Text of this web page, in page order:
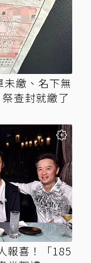
繳、名下無
查封就繳了
報喜！「185